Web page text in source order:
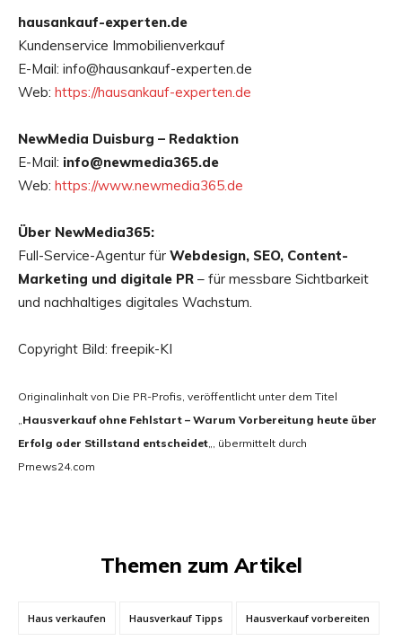
hausankauf-experten.de
Kundenservice Immobilienverkauf
E-Mail: info@hausankauf-experten.de
Web: https://hausankauf-experten.de
NewMedia Duisburg – Redaktion
E-Mail: info@newmedia365.de
Web: https://www.newmedia365.de
Über NewMedia365:
Full-Service-Agentur für Webdesign, SEO, Content-
Marketing und digitale PR – für messbare Sichtbarkeit
und nachhaltiges digitales Wachstum.
Copyright Bild: freepik-KI
Originalinhalt von Die PR-Profis, veröffentlicht unter dem Titel
„Hausverkauf ohne Fehlstart – Warum Vorbereitung heute über
Erfolg oder Stillstand entscheidet„, übermittelt durch
Prnews24.com
Themen zum Artikel
Haus verkaufen Hausverkauf Tipps Hausverkauf vorbereiten